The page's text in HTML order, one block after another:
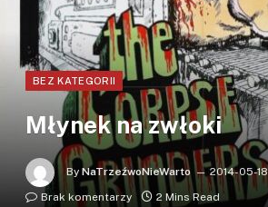
BEZ KATEGORII
Młynek na zwłoki
By NaTrzeźwoNieWarto
2014-05-18
Brak komentarzy
2 Mins Read